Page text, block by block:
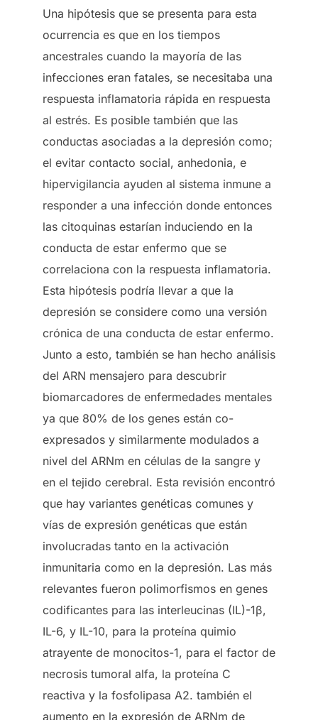
Una hipótesis que se presenta para esta
ocurrencia es que en los tiempos
ancestrales cuando la mayoría de las
infecciones eran fatales, se necesitaba una
respuesta inflamatoria rápida en respuesta
al estrés. Es posible también que las
conductas asociadas a la depresión como;
el evitar contacto social, anhedonia, e
hipervigilancia ayuden al sistema inmune a
responder a una infección donde entonces
las citoquinas estarían induciendo en la
conducta de estar enfermo que se
correlaciona con la respuesta inflamatoria.
Esta hipótesis podría llevar a que la
depresión se considere como una versión
crónica de una conducta de estar enfermo.
Junto a esto, también se han hecho análisis
del ARN mensajero para descubrir
biomarcadores de enfermedades mentales
ya que 80% de los genes están co-
expresados y similarmente modulados a
nivel del ARNm en células de la sangre y
en el tejido cerebral. Esta revisión encontró
que hay variantes genéticas comunes y
vías de expresión genéticas que están
involucradas tanto en la activación
inmunitaria como en la depresión. Las más
relevantes fueron polimorfismos en genes
codificantes para las interleucinas (IL)-1β,
IL-6, y IL-10, para la proteína quimio
atrayente de monocitos-1, para el factor de
necrosis tumoral alfa, la proteína C
reactiva y la fosfolipasa A2. también el
aumento en la expresión de ARNm de